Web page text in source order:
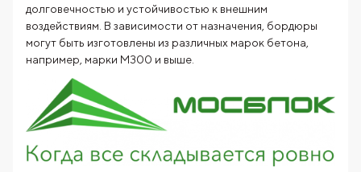
долговечностью и устойчивостью к внешним
воздействиям. В зависимости от назначения, бордюры
могут быть изготовлены из различных марок бетона,
например, марки М300 и выше.